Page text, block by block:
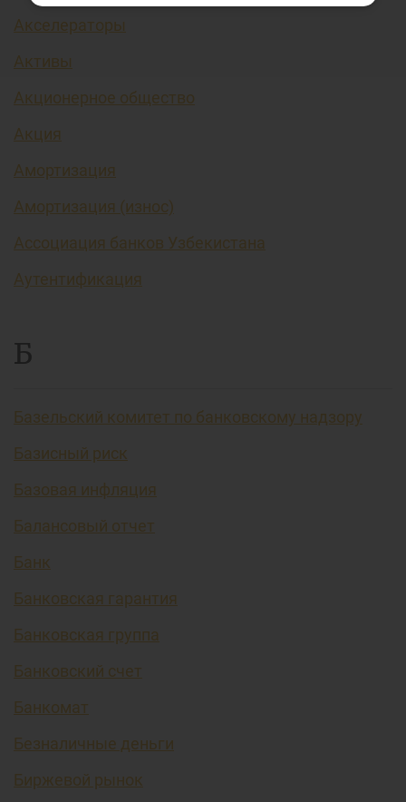
Акселераторы
Активы
Акционерное общество
Акция
Амортизация
Амортизация (износ)
Ассоциация банков Узбекистана
Аутентификация
Б
Базельский комитет по банковскому надзору
Базисный риск
Базовая инфляция
Балансовый отчет
Банк
Банковская гарантия
Банковская группа
Банковский счет
Банкомат
Безналичные деньги
Биржевой рынок